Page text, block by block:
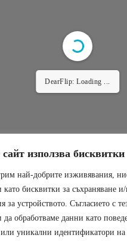
използва бисквитки
най-добрите изживявания,
като бисквитки за съхраняване
за устройството. Съгласието с
да обработваме данни като
уникални идентификатори на
DearFlip: Loading ...